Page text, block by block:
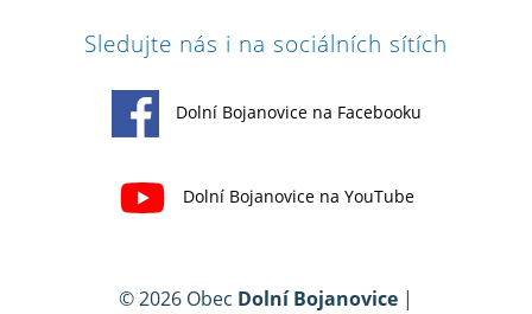
Sledujte nás i na sociálních sítích
Dolní Bojanovice na Facebooku
Dolní Bojanovice na YouTube
© 2026 Obec Dolní Bojanovice |